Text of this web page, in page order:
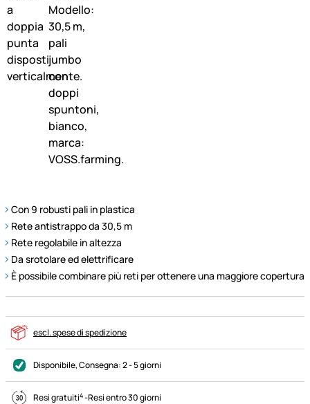
Con 9 robusti pali in plastica
Rete antistrappo da 30,5 m
Rete regolabile in altezza
Da srotolare ed elettrificare
È possibile combinare più reti per ottenere una maggiore copertura
escl. spese di spedizione
Disponibile, Consegna:2 - 5 giorni
Resi gratuiti4-Resi entro 30 giorni